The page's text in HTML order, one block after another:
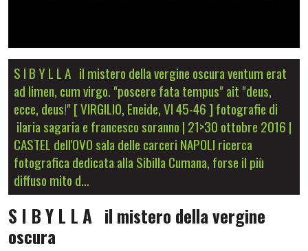
S I B Y L L A il mistero della vergine oscura ventum erat
ad limen, cum virgo. "poscere fata tempus" ait "deus,
ecce, deus!" [ VIRGILIO, Eneide, VI 45-46 ] fotografie di
ilaria sagaria e francesco soranno | 21>30 ottobre 2016 |
CASTEL dell'OVO sala delle carceri NAPOLI ricerca
fotografica dedicata alla Sibilla Cumana, forse il più
diffuso mito d…
S I B Y L L A il mistero della vergine
oscura